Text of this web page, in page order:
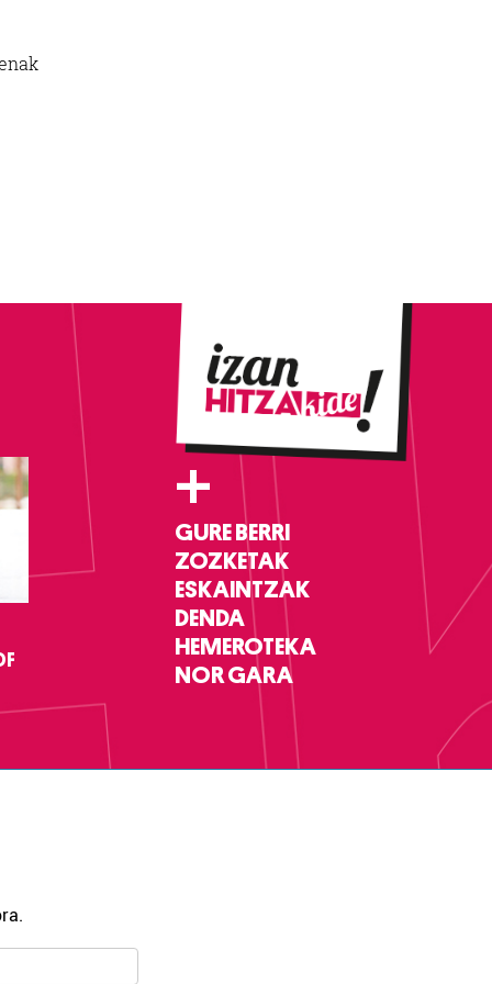
+
GURE BERRI
ZOZKETAK
ESKAINTZAK
DENDA
HEMEROTEKA
NOR GARA